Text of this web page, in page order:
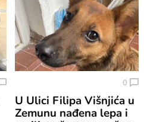
0
U Ulici Filipa Višnjića u
Zemunu nađena lepa i